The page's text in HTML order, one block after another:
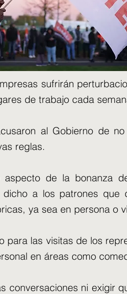
sufrirán
de trabajo cada
al Gobierno de
reglas.
de la bonanza
a los patrones que
ya sea en persona o
las visitas de los
en áreas como
conversaciones ni exigir